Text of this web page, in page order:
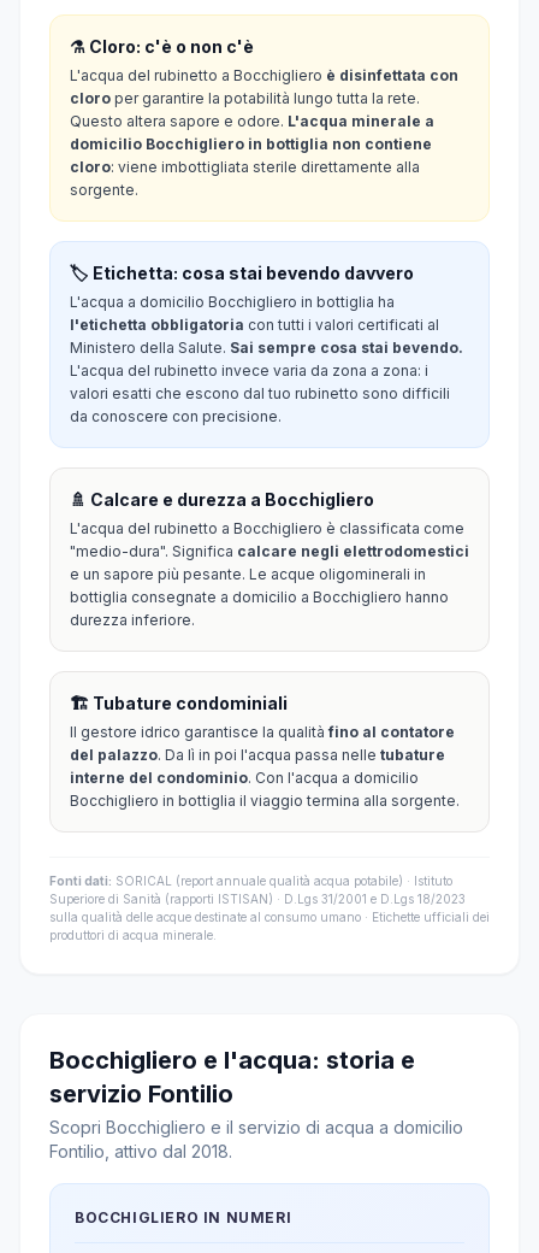
⚗️ Cloro: c'è o non c'è
L'acqua del rubinetto a Bocchigliero è disinfettata con
cloro per garantire la potabilità lungo tutta la rete.
Questo altera sapore e odore. L'acqua minerale a
domicilio Bocchigliero in bottiglia non contiene
cloro: viene imbottigliata sterile direttamente alla
sorgente.
🏷️ Etichetta: cosa stai bevendo davvero
L'acqua a domicilio Bocchigliero in bottiglia ha
l'etichetta obbligatoria con tutti i valori certificati al
Ministero della Salute. Sai sempre cosa stai bevendo.
L'acqua del rubinetto invece varia da zona a zona: i
valori esatti che escono dal tuo rubinetto sono difficili
da conoscere con precisione.
🚿 Calcare e durezza a Bocchigliero
L'acqua del rubinetto a Bocchigliero è classificata come
"medio-dura". Significa calcare negli elettrodomestici
e un sapore più pesante. Le acque oligominerali in
bottiglia consegnate a domicilio a Bocchigliero hanno
durezza inferiore.
🏗️ Tubature condominiali
Il gestore idrico garantisce la qualitàfino al contatore
del palazzo. Da lì in poi l'acqua passa nelle tubature
interne del condominio. Con l'acqua a domicilio
Bocchigliero in bottiglia il viaggio termina alla sorgente.
Fonti dati: SORICAL (report annuale qualità acqua potabile) · Istituto
Superiore di Sanità (rapporti ISTISAN) · D.Lgs 31/2001 e D.Lgs 18/2023
sulla qualità delle acque destinate al consumo umano · Etichette ufficiali dei
produttori di acqua minerale.
Bocchigliero e l'acqua: storia e
servizio Fontilio
Scopri Bocchigliero e il servizio di acqua a domicilio
Fontilio, attivo dal 2018.
BOCCHIGLIERO IN NUMERI